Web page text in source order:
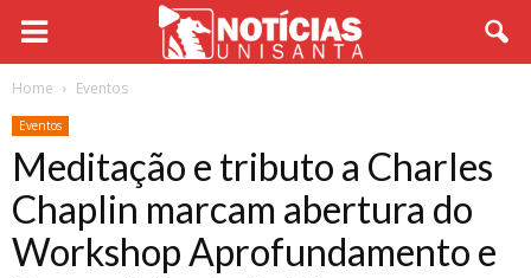
Home Eventos
Eventos
Meditação e tributo a Charles
Chaplin marcam abertura do
Workshop Aprofundamento e